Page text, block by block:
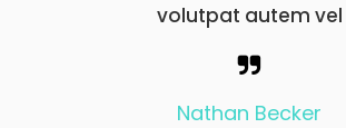
volutpat autem vel
Nathan Becker